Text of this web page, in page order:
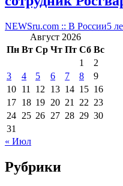
NEWSru.com :: В России5
Август 2026
Пн Вт Ср Чт Пт Сб Вс
1
2
3
4 5 6 7 8
9
10 11 12 13 14 15 16
17 18 19 20 21 22 23
24 25 26 27 28 29 30
31
« Июл
Рубрики